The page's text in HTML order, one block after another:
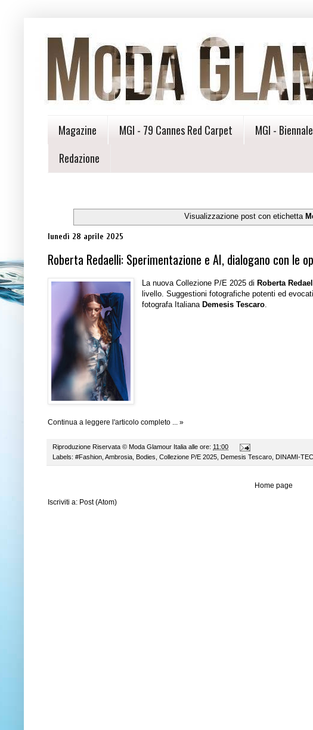
Magazine MGI - 79 Cannes Red Carpet MGI -
Redazione
Visualizzazione post con etichetta
lunedì 28 aprile 2025
Roberta Redaelli: Sperimentazione e AI, dialogano con le
La nuova Collezione P/E 2025 di Roberta
livello. Suggestioni fotografiche potenti ed
fotografa Italiana Demesis Tescaro.
Continua a leggere l'articolo completo ... »
Riproduzione Riservata © Moda Glamour Italia alle ore: 11:00
Labels: #Fashion Ambrosia Bodies Collezione P/E 2025 Demesis Tescaro DINAMI-
Home page
Iscriviti a: Post (Atom)